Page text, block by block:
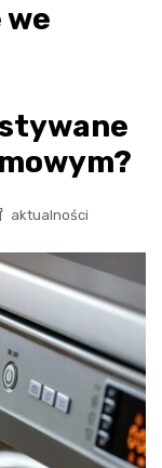
we
aktualności